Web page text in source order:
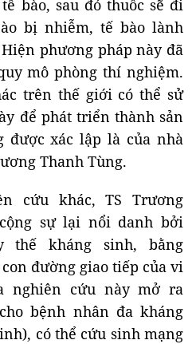
bào, sau đó thuốc sẽ đi
bị nhiễm, tế bào lành
phương pháp này đã
mô phòng thí nghiệm.
trên thế giới có thể sử
để phát triển thành sản
được xác lập là của nhà
Thanh Tùng.
cứu khác, TS Trương
sự lại nổi danh bởi
thế kháng sinh, bằng
đường giao tiếp của vi
nghiên cứu này mở ra
bệnh nhân đa kháng
có thể cứu sinh mạng